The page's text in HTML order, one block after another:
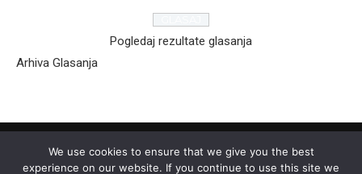
Pogledaj rezultate glasanja
Arhiva Glasanja
We use cookies to ensure that we give you the best
experience on our website. If you continue to use this site we